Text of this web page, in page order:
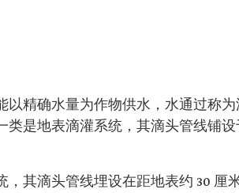
以精确水量为作物供水，水通过称
类是地表滴灌系统，其滴头管线铺
，其滴头管线埋设在距地表约 30 厘